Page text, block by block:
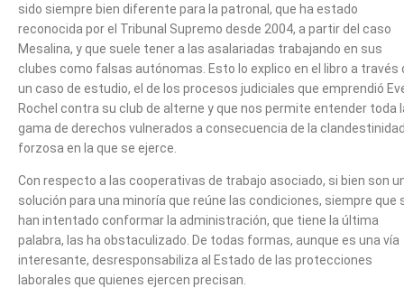
sido siempre bien diferente para la patronal, que ha estado
reconocida por el Tribunal Supremo desde 2004, a partir del caso
Mesalina, y que suele tener a las asalariadas trabajando en sus
clubes como falsas autónomas. Esto lo explico en el libro a través
un caso de estudio, el de los procesos judiciales que emprendió
Rochel contra su club de alterne y que nos permite entender toda
gama de derechos vulnerados a consecuencia de la
forzosa en la que se ejerce.
Con respecto a las cooperativas de trabajo asociado, si bien son
solución para una minoría que reúne las condiciones, siempre que
han intentado conformar la administración, que tiene la última
palabra, las ha obstaculizado. De todas formas, aunque es una vía
interesante, desresponsabiliza al Estado de las protecciones
laborales que quienes ejercen precisan.